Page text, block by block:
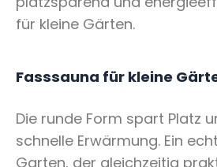
für kleine Gärten.
Fasssauna für kleine
Die runde Form spart Platz
schnelle Erwärmung. Ein
Garten, der gleichzeitig